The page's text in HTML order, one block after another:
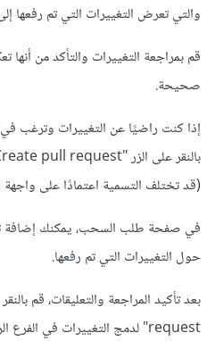
والتي تعرض التغييرات التي تم رفعها
قم بمراجعة التغييرات والتأكد من أنها
صحيحة.
إذا كنت راضيًا عن التغييرات وترغب
(قد تختلف التسمية اعتمادًا على
في صفحة طلب السحب، يمكنك إضافة
حول التغييرات التي تم رفعها.
request" لدمج التغييرات في الفرع الرئيسي.